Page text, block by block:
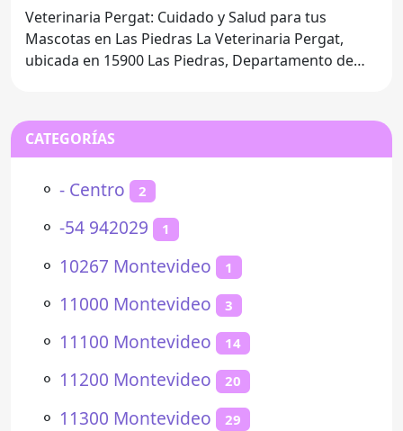
Veterinaria Pergat: Cuidado y Salud para tus
Mascotas en Las Piedras La Veterinaria Pergat,
ubicada en 15900 Las Piedras, Departamento de
CATEGORÍAS
⚬ - Centro 2
⚬ -54 942029 1
⚬ 10267 Montevideo 1
⚬ 11000 Montevideo 3
⚬ 11100 Montevideo 14
⚬ 11200 Montevideo 20
⚬ 11300 Montevideo 29